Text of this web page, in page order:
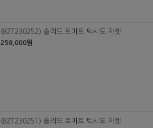
(BZT230252) 솔리드 토마토 턱시도 자켓
259,000원
(BZT230251) 솔리드 토마토 턱시도 자켓